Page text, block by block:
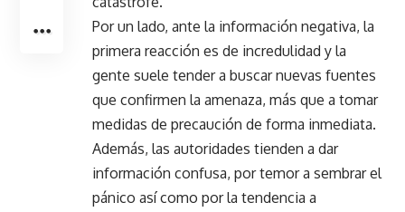
Por un lado, ante la información negativa, la
primera reacción es de incredulidad y la
gente suele tender a buscar nuevas fuentes
que confirmen la amenaza, más que a tomar
medidas de precaución de forma inmediata.
Además, las autoridades tienden a dar
información confusa, por temor a sembrar el
pánico así como por la tendencia a